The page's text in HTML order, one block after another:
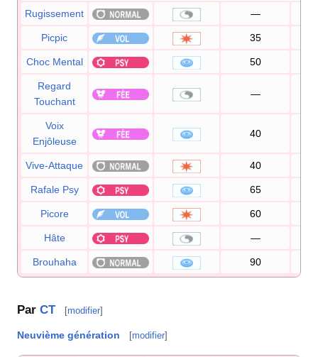
Rugissement —
Picpic 35
Choc Mental 50
Regard
Touchant
—
Voix
Enjôleuse
40
Vive-Attaque 40
Rafale Psy 65
Picore 60
Hâte —
Brouhaha 90
Par CT [modifier]
Neuvième génération [modifier]